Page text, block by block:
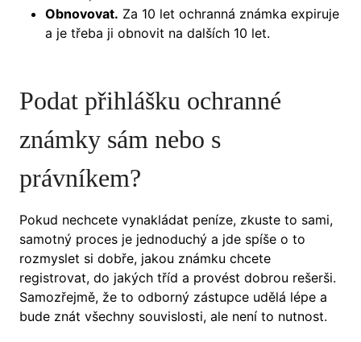
Obnovovat. Za 10 let ochranná známka expiruje
a je třeba ji obnovit na dalších 10 let.
Podat přihlášku ochranné
známky sám nebo s
právníkem?
Pokud nechcete vynakládat peníze, zkuste to sami,
samotný proces je jednoduchý a jde spíše o to
rozmyslet si dobře, jakou známku chcete
registrovat, do jakých tříd a provést dobrou rešerši.
Samozřejmě, že to odborný zástupce udělá lépe a
bude znát všechny souvislosti, ale není to nutnost.